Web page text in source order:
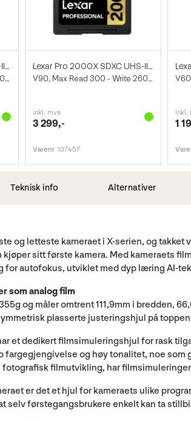
Lexar Pro 2000X SDXC UHS-II U3
V90, Max Read 300 - Write 260 MB/s
Lexar Pro 2000X SDXC UHS-II U3 128GB
V90, Max Read 300 - Write 260 MB/s
inkl. mva
3 299,-
Varenr 137457
inkl.
1
Teknisk info Alternativer
og letteste kameraet i X-serien, og
sitt første kamera. Med kameraets
for autofokus, utviklet med dyp læring AI-
som analog film
og måler omtrent 111,9mm i bredden,
plasserte justeringshjul på toppen
et dedikert filmsimuleringshjul for rask
fargegjengivelse og høy tonalitet, noe
fotografisk filmutvikling, har
er det et hjul for kameraets ulike
selv førstegangsbrukere enkelt kan ta